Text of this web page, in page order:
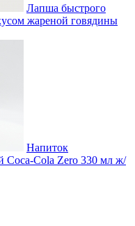
Лапша быстрого
жареной говядины
Напиток
Coca-Cola Zero 330 мл ж/